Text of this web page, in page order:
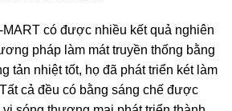
có được nhiều kết quả nghiên
pháp làm mát truyền thống bằng
tản nhiệt tốt, họ đã phát triển két làm
cả đều có bằng sáng chế được